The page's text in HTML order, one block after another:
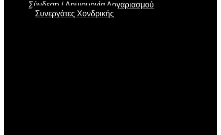
Σύνδεση
Δημιουργία Λογαριασμού
Συνεργάτες Χονδρικής